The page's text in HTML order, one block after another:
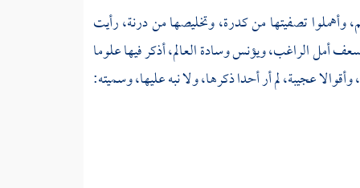
وأهملوا تصفيتها من كدرة، وتخليصها من درنة، رأيت
أمل الراغب، ويؤنس وسادة العالم، أذكر فيها علوما
عجيبة، لم أر أحدا ذكرها، ولا نبه عليها، وسميته: